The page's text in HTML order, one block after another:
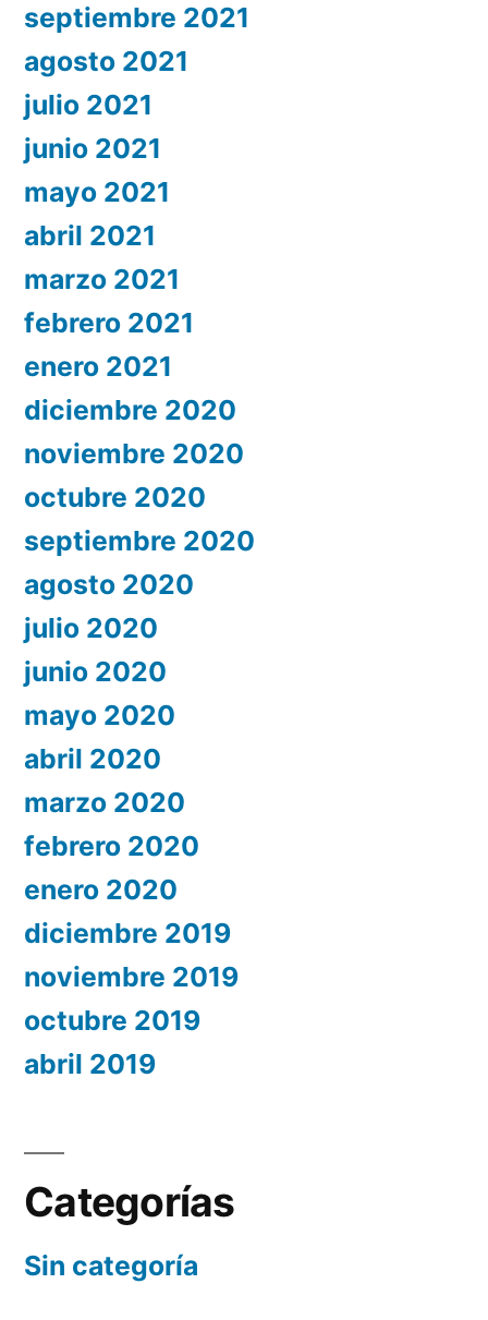
septiembre 2021
agosto 2021
julio 2021
junio 2021
mayo 2021
abril 2021
marzo 2021
febrero 2021
enero 2021
diciembre 2020
noviembre 2020
octubre 2020
septiembre 2020
agosto 2020
julio 2020
junio 2020
mayo 2020
abril 2020
marzo 2020
febrero 2020
enero 2020
diciembre 2019
noviembre 2019
octubre 2019
abril 2019
Categorías
Sin categoría